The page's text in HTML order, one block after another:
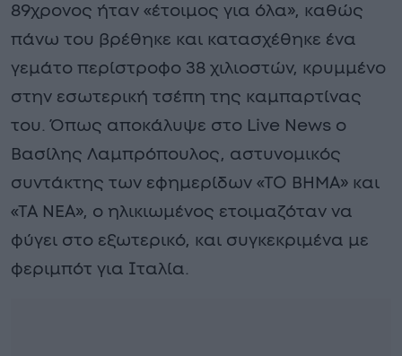
89χρονος ήταν «έτοιμος για όλα», καθώς
πάνω του βρέθηκε και κατασχέθηκε ένα
γεμάτο περίστροφο 38 χιλιοστών, κρυμμένο
στην εσωτερική τσέπη της καμπαρτίνας
του. Όπως αποκάλυψε στο Live News ο
Βασίλης Λαμπρόπουλος, αστυνομικός
συντάκτης των εφημερίδων «ΤΟ ΒΗΜΑ» και
«ΤΑ ΝΕΑ», ο ηλικιωμένος ετοιμαζόταν να
φύγει στο εξωτερικό, και συγκεκριμένα με
φεριμπότ για Ιταλία.